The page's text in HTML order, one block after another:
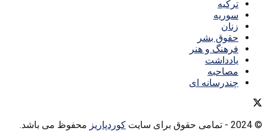
ترکیه
سوریه
زنان
حقوق بشر
فرهنگ و هنر
یادداشت
مصاحبه
چندرسانه ای
© 2024 - تمامی حقوق برای سایت کوردپاریز محفوظ می باشد.